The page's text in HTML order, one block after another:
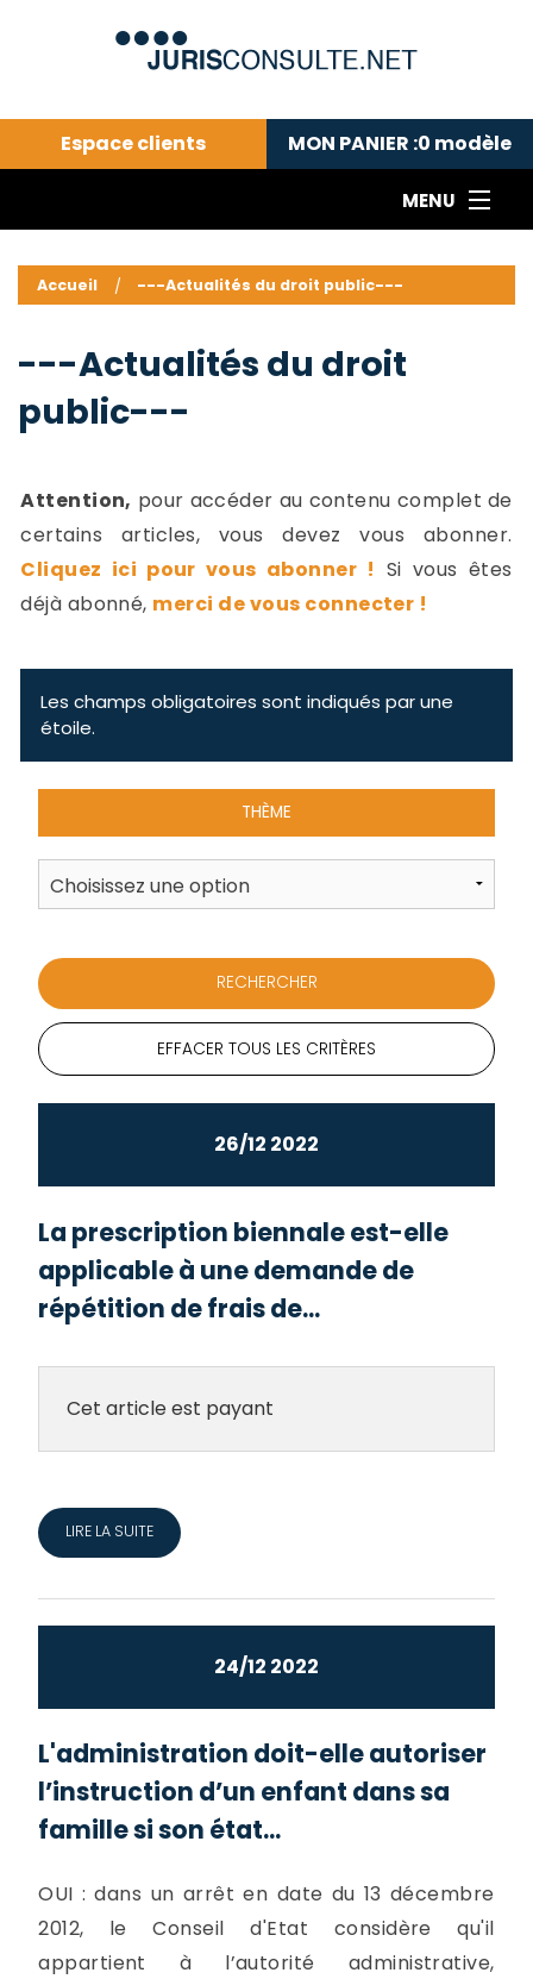
Espace clients MON PANIER :0 modèle
MENU
---Actualités du droit public---
Droit pénal---
Droit privé ---
Abonnement aux actualités
Accueil ---Actualités du droit public---
---Actualités du droit
public---
Attention, pour accéder au contenu complet de
certains articles, vous devez vous abonner.
Cliquez ici pour vous abonner ! Si vous êtes
déjà abonné, merci de vous connecter !
Les champs obligatoires sont indiqués par une
étoile.
THÈME
EFFACER TOUS LES CRITÈRES
26/12 2022
La prescription biennale est-elle
applicable à une demande de
répétition de frais de...
Cet article est payant
LIRE LA SUITE
24/12 2022
L'administration doit-elle autoriser
l’instruction d’un enfant dans sa
famille si son état...
OUI : dans un arrêt en date du 13 décembre
2012, le Conseil d'Etat considère qu'il
appartient à l’autorité administrative,